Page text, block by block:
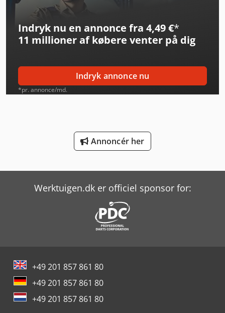
Man Tgl 8
Man Tgm 12
Man Tgs 18
Man Tgx 18
Mercedes-Benz Sprinter
Mercedes-Benz Sprinter 300
Mercedes-Benz Sprinter 500
Mercedes-Benz V
Indryk nu en annonce fra 4,49 €*
11 millioner af købere venter på dig
Indryk annonce nu
*pr. annonce/md.
Annoncér her
Werktuigen.dk er officiel sponsor for:
+49 201 857 861 80
+49 201 857 861 80
+49 201 857 861 80